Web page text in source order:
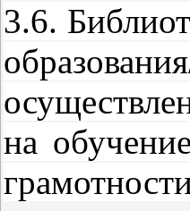
3.6.
на